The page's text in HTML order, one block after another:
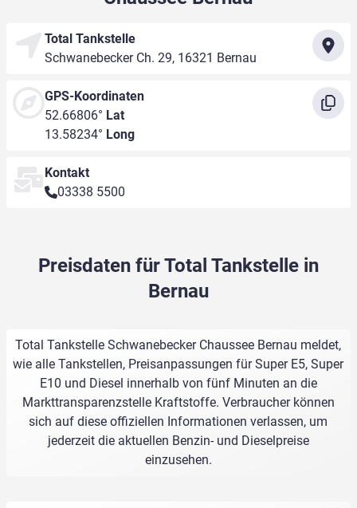
Total Tankstelle
Schwanebecker Ch. 29, 16321 Bernau
GPS-Koordinaten
52.66806° Lat
13.58234° Long
Kontakt
03338 5500
Preisdaten für Total Tankstelle in
Bernau
Total Tankstelle Schwanebecker Chaussee Bernau meldet,
wie alle Tankstellen, Preisanpassungen für Super E5, Super
E10 und Diesel innerhalb von fünf Minuten an die
Markttransparenzstelle Kraftstoffe. Verbraucher können
sich auf diese offiziellen Informationen verlassen, um
jederzeit die aktuellen Benzin- und Dieselpreise
einzusehen.